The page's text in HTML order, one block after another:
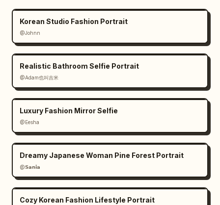
Korean Studio Fashion Portrait
@Johnn
Realistic Bathroom Selfie Portrait
@Adam也叫吉米
Luxury Fashion Mirror Selfie
@Eesha
Dreamy Japanese Woman Pine Forest Portrait
@𝗦𝗮𝗻𝗶𝗮
Cozy Korean Fashion Lifestyle Portrait